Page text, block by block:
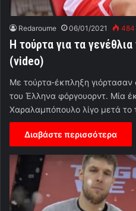
Redaroume 06/01/2021 484
H τούρτα για τα
(video)
Με τούρτα-έκπληξη γιόρτασαν
του Έλληνα φόργουορντ. Μία
Χαραλαμπόπουλο λίγο μετά το
Διαβάστε περισσότερα